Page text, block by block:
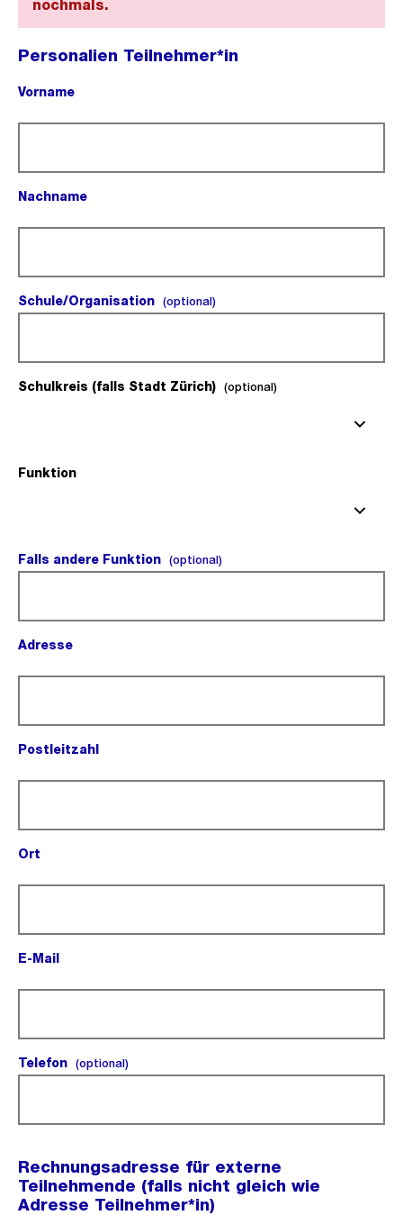
nochmals.
Personalien Teilnehmer*in
Vorname
Nachname
Schule/Organisation (optional)(optional).
Schulkreis (falls Stadt Zürich) (optional)(optional).
Funktion
Falls andere Funktion (optional)(optional).
Adresse
Postleitzahl
Ort
E-Mail
Telefon (optional)(optional).
Rechnungsadresse für externe
Teilnehmende (falls nicht gleich wie
Adresse Teilnehmer*in)